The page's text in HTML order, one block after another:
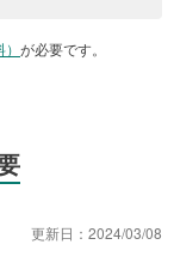
が必要です。
更新日： 2024/03/08